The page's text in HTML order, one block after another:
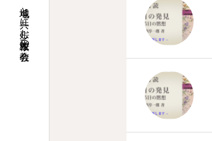
地域と共に歩む桜並木の教会